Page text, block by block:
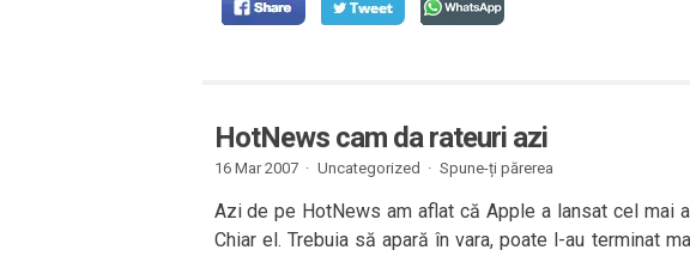
HotNews cam da rateuri azi
16 Mar 2007 · Uncategorized · Spune-ți părerea
Azi de pe HotNews am aflat că Apple a lansat cel mai
Chiar el. Trebuia să apară în vara, poate l-au terminat